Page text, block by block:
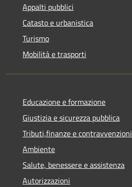
Appalti pubblici
Catasto e urbanistica
Turismo
Mobilità e trasporti
Educazione e formazione
Giustizia e sicurezza pubblica
Tributi,finanze e contravvenzioni
Ambiente
Salute, benessere e assistenza
Autorizzazioni